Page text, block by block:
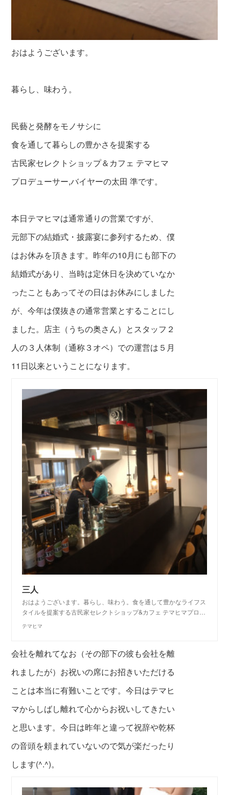
おはようございます。
暮らし、味わう。
民藝と発酵をモノサシに
食を通して暮らしの豊かさを提案する
古民家セレクトショップ＆カフェ テマヒマ
プロデューサー,バイヤーの太田 準です。
本日テマヒマは通常通りの営業ですが、
元部下の結婚式・披露宴に参列するため、僕
はお休みを頂きます。昨年の10月にも部下の
結婚式があり、当時は定休日を決めていなか
ったこともあってその日はお休みにしました
が、今年は僕抜きの通常営業とすることにし
ました。店主（うちの奥さん）とスタッフ２
人の３人体制（通称３オペ）での運営は ５月
11日以来ということになります。
三人
おはようございます。暮らし、味わう。食を通して豊かなライフス
タイルを提案する古民家セレクトショップ&カフェ テマヒマプロ…
テマヒマ
会社を離れてなお（その部下の彼も会社を離
れましたが） お祝いの席にお招きいただける
ことは本当に有難いことです。今日はテマヒ
マからしばし離れて心からお祝いしてきたい
と思います。今日は昨年と違って祝辞や乾杯
の音頭を頼まれていないので気が楽だったり
します(^.^)。